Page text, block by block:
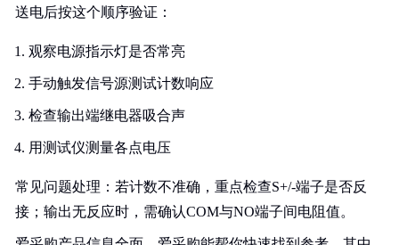
送电后按这个顺序验证：
观察电源指示灯是否常亮
手动触发信号源测试计数响应
检查输出端继电器吸合声
用测试仪测量各点电压
常见问题处理：若计数不准确，重点检查S+/-端子是否反
接；输出无反应时，需确认COM与NO端子间电阻值。